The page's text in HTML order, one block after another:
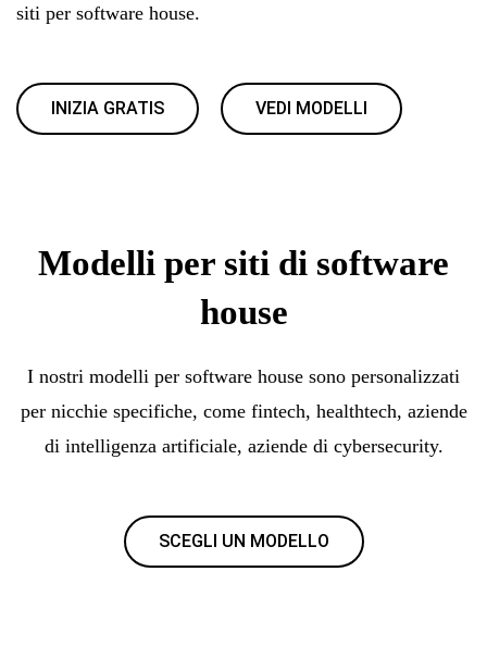
siti per software house.
INIZIA GRATIS VEDI MODELLI
Modelli per siti di software
house
I nostri modelli per software house sono personalizzati
per nicchie specifiche, come fintech, healthtech, aziende
di intelligenza artificiale, aziende di cybersecurity.
SCEGLI UN MODELLO